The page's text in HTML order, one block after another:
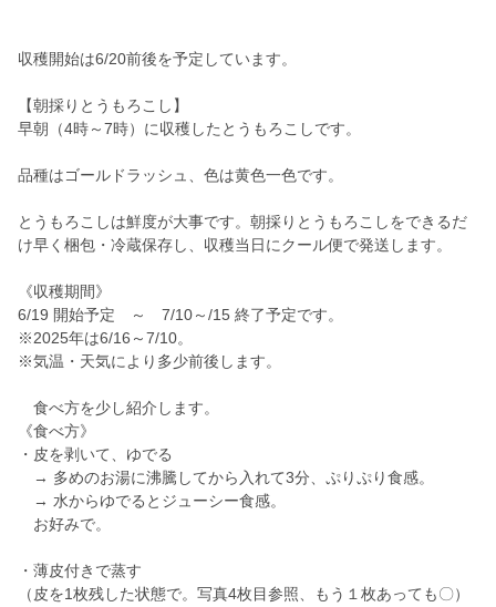
収穫開始は6/20前後を予定しています。
【朝採りとうもろこし】
早朝（4時～7時）に収穫したとうもろこしです。
品種はゴールドラッシュ、色は黄色一色です。
とうもろこしは鮮度が大事です。朝採りとうもろこしをできるだ
け早く梱包・冷蔵保存し、収穫当日にクール便で発送します。
《収穫期間》
6/19 開始予定 ～ 7/10～/15 終了予定です。
※2025年は6/16～7/10。
※気温・天気により多少前後します。
食べ方を少し紹介します。
《食べ方》
・皮を剥いて、ゆでる
→ 多めのお湯に沸騰してから入れて3分、ぷりぷり食感。
→ 水からゆでるとジューシー食感。
お好みで。
・薄皮付きで蒸す
（皮を1枚残した状態で。写真4枚目参照、もう１枚あっても〇）